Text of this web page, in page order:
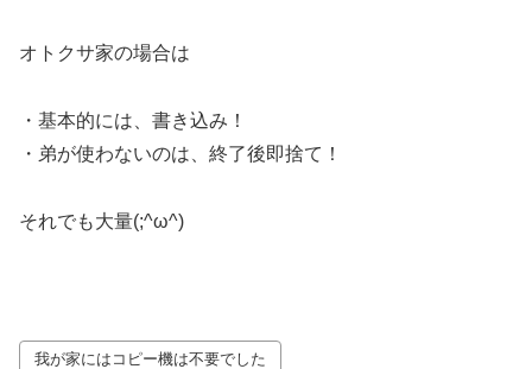
オトクサ家の場合は
・基本的には、書き込み！
・弟が使わないのは、終了後即捨て！
それでも大量(;^ω^)
我が家にはコピー機は不要でした